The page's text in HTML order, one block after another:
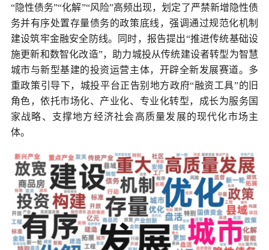
“隐性债务”“化解”“风险”高频出现，划定了严禁新增隐性债
务并有序处置存量债务的政策底线，强调通过规范化机制
建设筑牢金融安全防线。同时，报告提出“推进传统基础设
施更新和数智化改造”，助力城投从传统建设者转型为智慧
城市与新型基建的投资运营主体，开辟全新发展赛道。多
重政策引导下，城投平台正告别地方政府“融资工具”的旧
角色，依托市场化、产业化、专业化转型，成长为服务国
家战略、支撑地方经济社会高质量发展的现代化市场主
体。